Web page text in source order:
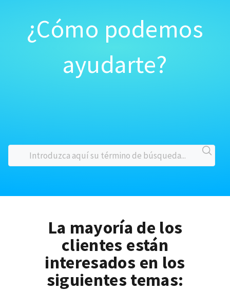
¿Cómo podemos
ayudarte?
La mayoría de los
clientes están
interesados en los
siguientes temas: